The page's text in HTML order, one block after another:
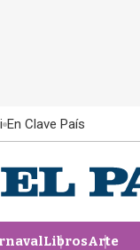
En Clave País
LibrosArte